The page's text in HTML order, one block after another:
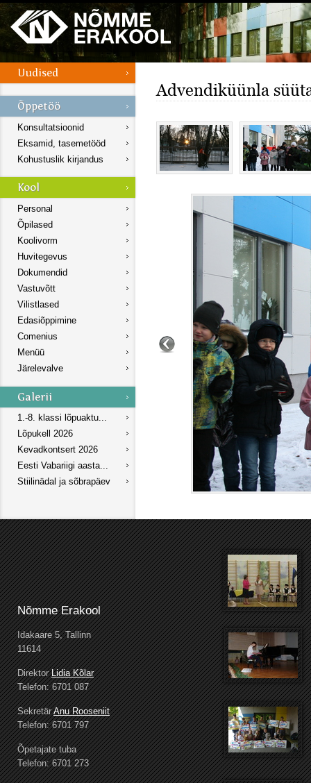
Konsultatsioonid
Eksamid, tasemetööd
Kohustuslik kirjandus
Personal
Õpilased
Koolivorm
Huvitegevus
Dokumendid
Vastuvõtt
Vilistlased
Edasiõppimine
Comenius
Menüü
Järelevalve
1.-8. klassi lõpuaktu...
Lõpukell 2026
Kevadkontsert 2026
Eesti Vabariigi aasta...
Stiilinädal ja sõbrapäev
Advendiküünla
Nõmme Erakool
Idakaare 5, Tallinn
11614
DirektorLidia Kõlar
Telefon: 6701 087
SekretärAnu Rooseniit
Telefon: 6701 797
Õpetajate tuba
Telefon: 6701 273